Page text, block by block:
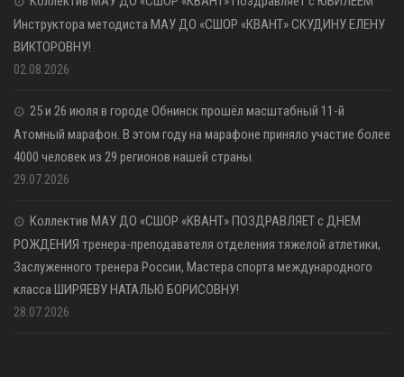
Инструктора методиста МАУ ДО «СШОР «КВАНТ» СКУДИНУ ЕЛЕНУ
ВИКТОРОВНУ!
02.08.2026
25 и 26 июля в городе Обнинск прошёл масштабный 11-й
Атомный марафон. В этом году на марафоне приняло участие более
4000 человек из 29 регионов нашей страны.
29.07.2026
Коллектив МАУ ДО «СШОР «КВАНТ» ПОЗДРАВЛЯЕТ с ДНЕМ
РОЖДЕНИЯ тренера-преподавателя отделения тяжелой атлетики,
Заслуженного тренера России, Мастера спорта международного
класса ШИРЯЕВУ НАТАЛЬЮ БОРИСОВНУ!
28.07.2026